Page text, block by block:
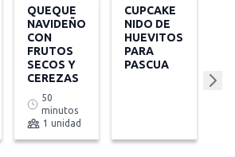
QUEQUE
NAVIDEÑO
CON
FRUTOS
SECOS Y
CEREZAS
50
minutos
1 unidad
CUPCAKE
NIDO DE
HUEVITOS
PARA
PASCUA